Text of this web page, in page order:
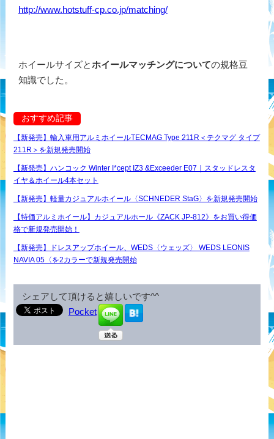
http://www.hotstuff-cp.co.jp/matching/
ホイールサイズとホイールマッチングについての規格豆
知識でした。
おすすめ記事
【新発売】輸入車用アルミホイールTECMAG Type 211R＜テクマグ タイプ
211R＞を新規発売開始
【新発売】ハンコック Winter I*cept IZ3 &Exceeder E07｜スタッドレスタ
イヤ＆ホイール4本セット
【新発売】軽量カジュアルホイール〈SCHNEDER StaG〉を新規発売開始
【特価アルミホイール】カジュアルホール《ZACK JP-812》をお買い得価
格で新規発売開始！
【新発売】ドレスアップホイール、WEDS〈ウェッズ〉 WEDS LEONIS
NAVIA 05〈を2カラーで新規発売開始
シェアして頂けると嬉しいです^^
Pocket